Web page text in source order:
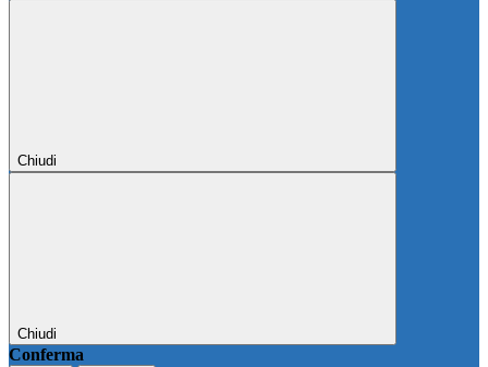
Chiudi
Chiudi
Conferma